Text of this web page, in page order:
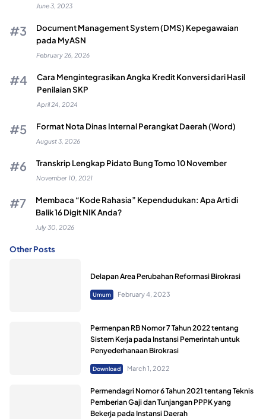
June 3, 2023
Document Management System (DMS) Kepegawaian
pada MyASN
February 26, 2026
Cara Mengintegrasikan Angka Kredit Konversi dari Hasil
Penilaian SKP
April 24, 2024
Format Nota Dinas Internal Perangkat Daerah (Word)
August 3, 2026
Transkrip Lengkap Pidato Bung Tomo 10 November
November 10, 2021
Membaca “Kode Rahasia” Kependudukan: Apa Arti di
Balik 16 Digit NIK Anda?
July 30, 2026
Other Posts
Delapan Area Perubahan Reformasi Birokrasi
Umum February 4, 2023
Permenpan RB Nomor 7 Tahun 2022 tentang
Sistem Kerja pada Instansi Pemerintah untuk
Penyederhanaan Birokrasi
Download March 1, 2022
Permendagri Nomor 6 Tahun 2021 tentang Teknis
Pemberian Gaji dan Tunjangan PPPK yang
Bekerja pada Instansi Daerah